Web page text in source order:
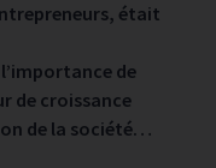
était
de
de croissance
de la société…